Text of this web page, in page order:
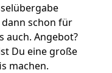
dann schon für
auch. Angebot?
Du eine große
machen.